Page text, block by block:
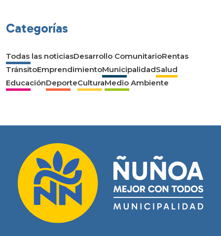
Categorías
Todas las noticiasDesarrollo ComunitarioRentas
TránsitoEmprendimientoMunicipalidadSalud
EducaciónDeporteCulturaMedio Ambiente